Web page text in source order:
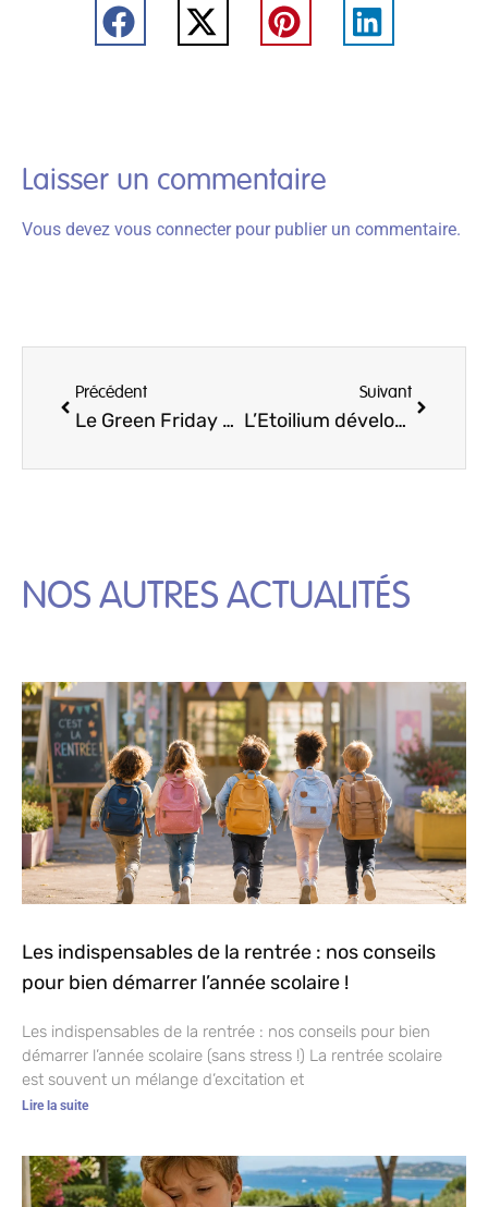
Laisser un commentaire
Vous devez vous connecterpour publier un commentaire.
Précédent
Le Green Friday chez Etoilium
Suivant
L’Etoilium développe la concentration et s’adapte à tous les profils d’enfants
NOS AUTRES ACTUALITÉS
Les indispensables de la rentrée : nos conseils
pour bien démarrer l’année scolaire !
Les indispensables de la rentrée : nos conseils pour bien
démarrer l’année scolaire (sans stress !) La rentrée scolaire
est souvent un mélange d’excitation et
Lire la suite